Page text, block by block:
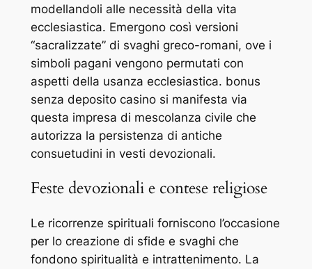
modellandoli alle necessità della vita
ecclesiastica. Emergono così versioni
“sacralizzate” di svaghi greco-romani, ove i
simboli pagani vengono permutati con
aspetti della usanza ecclesiastica. bonus
senza deposito casino si manifesta via
questa impresa di mescolanza civile che
autorizza la persistenza di antiche
consuetudini in vesti devozionali.
Feste devozionali e contese religiose
Le ricorrenze spirituali forniscono l’occasione
per lo creazione di sfide e svaghi che
fondono spiritualità e intrattenimento. La